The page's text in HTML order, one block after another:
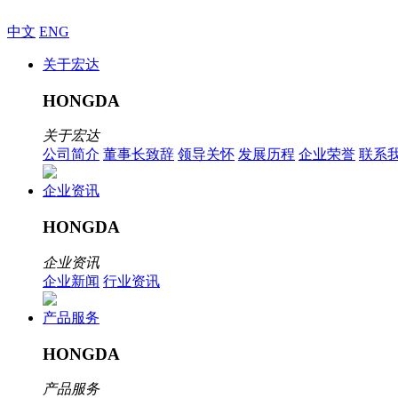
中文 ENG
关于宏达
HONGDA
关于宏达
公司简介 董事长致辞 领导关怀 发展历程 企业荣誉 联系
企业资讯
HONGDA
企业资讯
企业新闻 行业资讯
产品服务
HONGDA
产品服务